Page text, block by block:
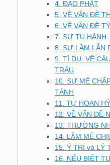
4. ĐẠO PHẬT
5. VỀ VẤN ĐỀ
6. VỀ VẤN ĐỀ
7. SỰ TU HÀNH
8. SỰ LẦM LẪN
9. TỈ DỤ: VỀ
TRÂU
10. SỰ MÊ
TÁNH
11. TỰ HOAN
12. VỀ VẤN ĐỀ
13. THƯỜNG
14. LẦM MÊ
15. Ý TRÍ và LÝ
16. NẾU BIẾT